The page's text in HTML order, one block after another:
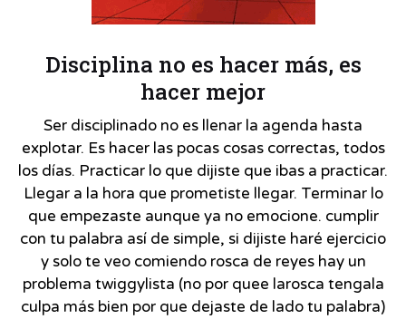
Disciplina no es hacer más, es
hacer mejor
Ser disciplinado no es llenar la agenda hasta
explotar. Es hacer las pocas cosas correctas, todos
los días. Practicar lo que dijiste que ibas a practicar.
Llegar a la hora que prometiste llegar. Terminar lo
que empezaste aunque ya no emocione. cumplir
con tu palabra así de simple, si dijiste haré ejercicio
y solo te veo comiendo rosca de reyes hay un
problema twiggylista (no por quee larosca tengala
culpa más bien por que dejaste de lado tu palabra)